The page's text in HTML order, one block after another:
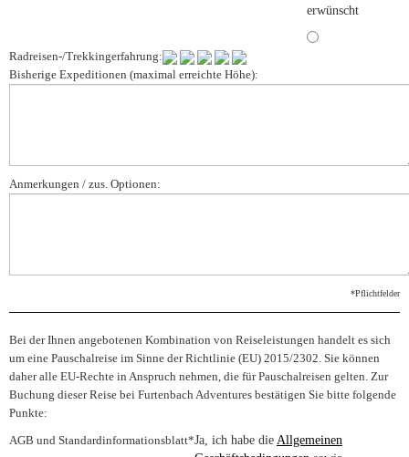
erwünscht
Radreisen-/Trekkingerfahrung:
Bisherige Expeditionen (maximal erreichte Höhe):
Anmerkungen / zus. Optionen:
*Pflichtfelder
Bei der Ihnen angebotenen Kombination von Reiseleistungen handelt es sich
um eine Pauschalreise im Sinne der Richtlinie (EU) 2015/2302. Sie können
daher alle EU-Rechte in Anspruch nehmen, die für Pauschalreisen gelten. Zur
Buchung dieser Reise bei Furtenbach Adventures bestätigen Sie bitte folgende
Punkte:
AGB und Standardinformationsblatt*Ja, ich habe die Allgemeinen